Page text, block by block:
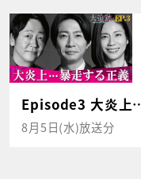
Episode3 大炎上
8月5日(水)放送分